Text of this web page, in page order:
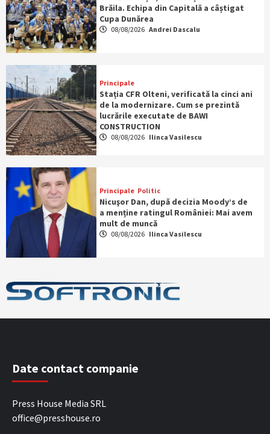
Brăila. Echipa din Capitală a câștigat
Cupa Dunărea
08/08/2026 Andrei Dascalu
Principale
Stația CFR Olteni, verificată la cinci ani
de la modernizare. Cum se prezintă
lucrările executate de BAWI
CONSTRUCTION
08/08/2026 Ilinca Vasilescu
Principale Politic
Nicuşor Dan, după decizia Moody’s de
a menține ratingul României: Mai avem
mult de muncă
08/08/2026 Ilinca Vasilescu
Date contact companie
Press House Media SRL
office@presshouse.ro